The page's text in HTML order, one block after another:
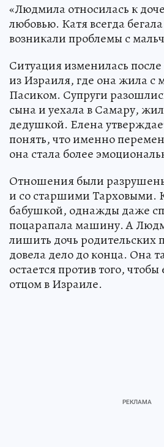
«Людмила относилась к
любовью. Катя всегда
возникали проблемы с
Ситуация изменилась
из Израиля, где она жила с
Пасиком. Супруги
сына и уехала в Самару,
дедушкой. Елена
понять, что именно
она стала более
Отношения были
и со старшими Тарховыми.
бабушкой, однажды даже
поцарапала машину. А
лишить дочь родительских
довела дело до конца. Она
остается против того,
отцом в Израиле.